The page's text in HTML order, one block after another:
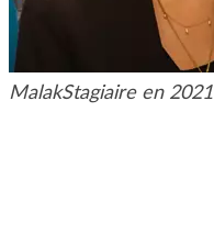
MalakStagiaire en 2021